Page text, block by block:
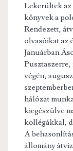
Lekerültek
könyvek a
Rendezett,
olvasóikat az
Januárban
végén,
hálózat
kiegészülve
kollégákkal,
A
állomány